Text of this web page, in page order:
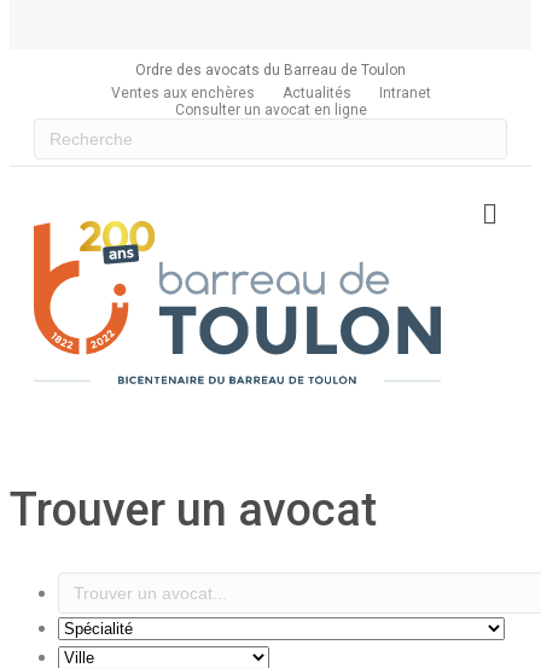
Ordre des avocats du Barreau de Toulon
Ventes aux enchères
Actualités
Intranet
Consulter un avocat en ligne
Trouver un avocat